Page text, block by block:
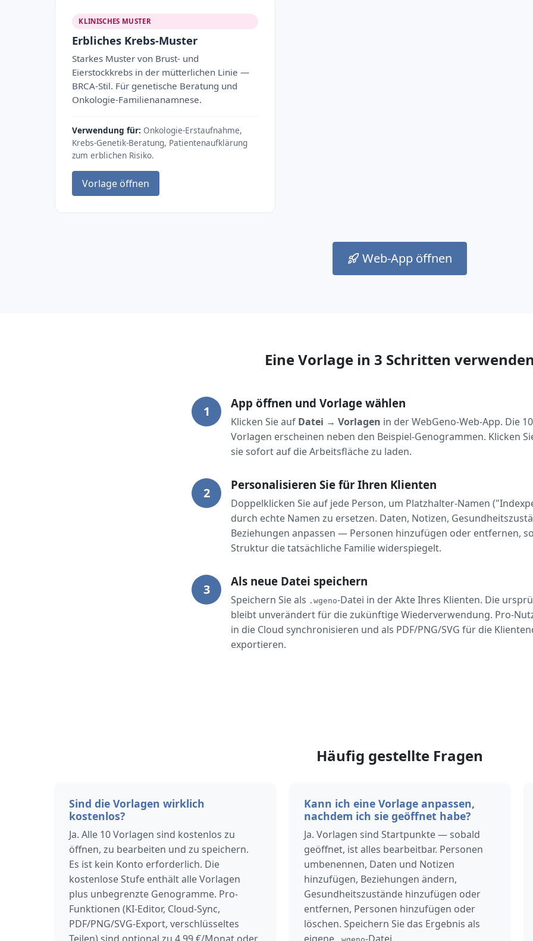
KLINISCHES MUSTER
Erbliches Krebs-Muster
Starkes Muster von Brust- und
Eierstockkrebs in der mütterlichen Linie —
BRCA-Stil. Für genetische Beratung und
Onkologie-Familienanamnese.
Verwendung für: Onkologie-Erstaufnahme,
Krebs-Genetik-Beratung, Patientenaufklärung
zum erblichen Risiko.
Vorlage öffnen
Web-App öffnen
Eine Vorlage in 3 Schritten
1
App öffnen und Vorlage wählen
Klicken Sie auf Datei → Vorlagen in der WebGeno-Web-App. Die
Vorlagen erscheinen neben den Beispiel-Genogrammen. Klicken
sie sofort auf die Arbeitsfläche zu laden.
2
Personalisieren Sie für Ihren Klienten
Doppelklicken Sie auf jede Person, um Platzhalter-Namen
durch echte Namen zu ersetzen. Daten, Notizen,
Beziehungen anpassen — Personen hinzufügen oder entfernen,
Struktur die tatsächliche Familie widerspiegelt.
3
Als neue Datei speichern
Speichern Sie als .wgeno-Datei in der Akte Ihres Klienten. Die
bleibt unverändert für die zukünftige Wiederverwendung. Pro-
in die Cloud synchronisieren und als PDF/PNG/SVG für die
exportieren.
Häufig gestellte Fragen
Sind die Vorlagen wirklich
kostenlos?
Ja. Alle 10 Vorlagen sind kostenlos zu
öffnen, zu bearbeiten und zu speichern.
Es ist kein Konto erforderlich. Die
kostenlose Stufe enthält alle Vorlagen
plus unbegrenzte Genogramme. Pro-
Funktionen (KI-Editor, Cloud-Sync,
PDF/PNG/SVG-Export, verschlüsseltes
Kann ich eine Vorlage anpassen,
nachdem ich sie geöffnet habe?
Ja. Vorlagen sind Startpunkte — sobald
geöffnet, ist alles bearbeitbar. Personen
umbenennen, Daten und Notizen
hinzufügen, Beziehungen ändern,
Gesundheitszustände hinzufügen oder
entfernen, Personen hinzufügen oder
löschen. Speichern Sie das Ergebnis als